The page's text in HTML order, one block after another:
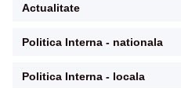
Actualitate
Politica Interna - nationala
Politica Interna - locala